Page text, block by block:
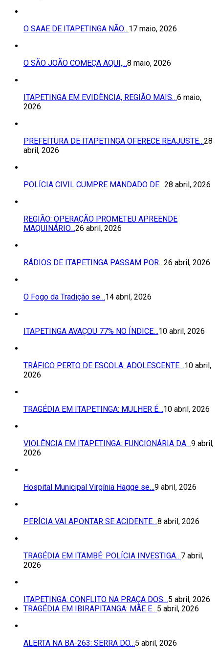
O SAAE DE ITAPETINGA NÃO…17 maio, 2026
O SÃO JOÃO COMEÇA AQUI,…8 maio, 2026
ITAPETINGA EM EVIDÊNCIA, REGIÃO MAIS…6 maio,
2026
PREFEITURA DE ITAPETINGA OFERECE REAJUSTE…28
abril, 2026
POLÍCIA CIVIL CUMPRE MANDADO DE…28 abril, 2026
REGIÃO: OPERAÇÃO PROMETEU APREENDE
MAQUINÁRIO…26 abril, 2026
RÁDIOS DE ITAPETINGA PASSAM POR…26 abril, 2026
O Fogo da Tradição se…14 abril, 2026
ITAPETINGA AVAÇOU 77% NO ÍNDICE…10 abril, 2026
TRÁFICO PERTO DE ESCOLA: ADOLESCENTE…10 abril,
2026
TRAGÉDIA EM ITAPETINGA: MULHER É…10 abril, 2026
VIOLÊNCIA EM ITAPETINGA: FUNCIONÁRIA DA…9 abril,
2026
Hospital Municipal Virgínia Hagge se…9 abril, 2026
PERÍCIA VAI APONTAR SE ACIDENTE…8 abril, 2026
TRAGÉDIA EM ITAMBÉ: POLÍCIA INVESTIGA…7 abril,
2026
ITAPETINGA: CONFLITO NA PRAÇA DOS…5 abril, 2026
TRAGÉDIA EM IBIRAPITANGA: MÃE E…5 abril, 2026
ALERTA NA BA-263: SERRA DO…5 abril, 2026